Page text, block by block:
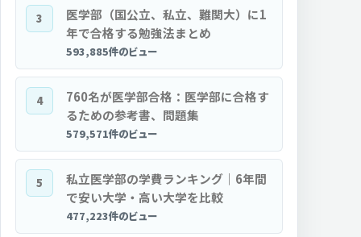
3
医学部（国公立、私立、難関大）に1
年で合格する勉強法まとめ
593,885件のビュー
4
760名が医学部合格：医学部に合格す
るための参考書、問題集
579,571件のビュー
5
私立医学部の学費ランキング｜6年間
で安い大学・高い大学を比較
477,223件のビュー